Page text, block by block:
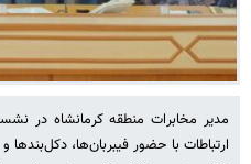
مدیر مخابرات منطقه کرمانشاه در
ارتباطات با حضور فیبربان‌ها،